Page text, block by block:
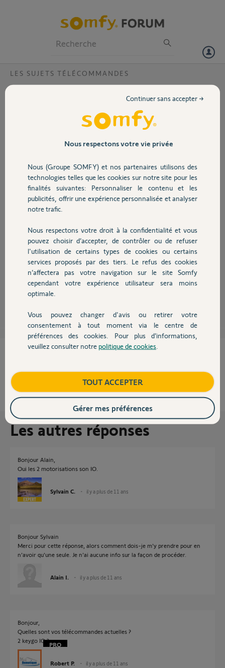
Volet
Sécurité
Domotique
Chauffage
Autres produits
Devis avec un pro
Contact
LES SUJETS TÉLÉCOMMANDES
même télécommande pour porte de garage
Est-il possible d'avoir sur la même télécommande Keygo Io une porte
de garage ROLLIXO Io et un portail BOX 3S Io
il y a plus de 11 ans
Participer au fil de discussion
Quand le voyant est allumé :
ouvrez la Keygo
donnez un appui bref sur la petite touche au dessus de la pile
donnez un appui bref sur la touche en façade de la Keygo que vous
souhaitez utiliser.
Robert P.
Cette réponse vous a-t-elle aidé ?
100%des internautes ont trouvé cette réponse utile
Les autres réponses
Bonjour Alain,
Oui les 2 motorisations son IO.
Sylvain C. il y a plus de 11 ans
Bonjour Sylvain
Merci pour cette réponse, alors comment dois-je m'y prendre pour en
n'avoir qu'une seule. Je n'ai aucune info sur la façon de procéder.
Alain I. il y a plus de 11 ans
Bonjour,
Quelles sont vos télécommandes actuelles ?
2 keygo IO ?
Robert P. il y a plus de 11 ans
Nous respectons votre vie privée
Nous (Groupe SOMFY) et nos partenaires utilisons des
technologies telles que les cookies sur notre site pour les
finalités suivantes: Personnaliser le contenu et les
publicités, offrir une expérience personnalisée et analyser
notre trafic.
Nous respectons votre droit à la confidentialité et vous
pouvez choisir d’accepter, de contrôler ou de refuser
l'utilisation de certains types de cookies ou certains
services proposés par des tiers. Le refus des cookies
n’affectera pas votre navigation sur le site Somfy
cependant votre expérience utilisateur sera moins
optimale.
Vous pouvez changer d'avis ou retirer votre
consentement à tout moment via le centre de
préférences des cookies. Pour plus d’informations,
veuillez consulter notre politique de cookies
Continuer sans accepter →
TOUT ACCEPTER
Gérer mes préférences